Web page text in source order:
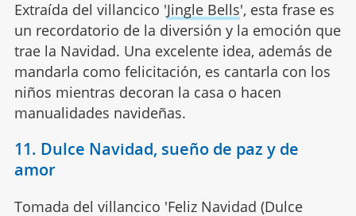
Extraída del villancico 'Jingle Bells', esta frase es
un recordatorio de la diversión y la emoción que
trae la Navidad. Una excelente idea, además de
mandarla como felicitación, es cantarla con los
niños mientras decoran la casa o hacen
manualidades navideñas.
11. Dulce Navidad, sueño de paz y de
amor
Tomada del villancico 'Feliz Navidad (Dulce